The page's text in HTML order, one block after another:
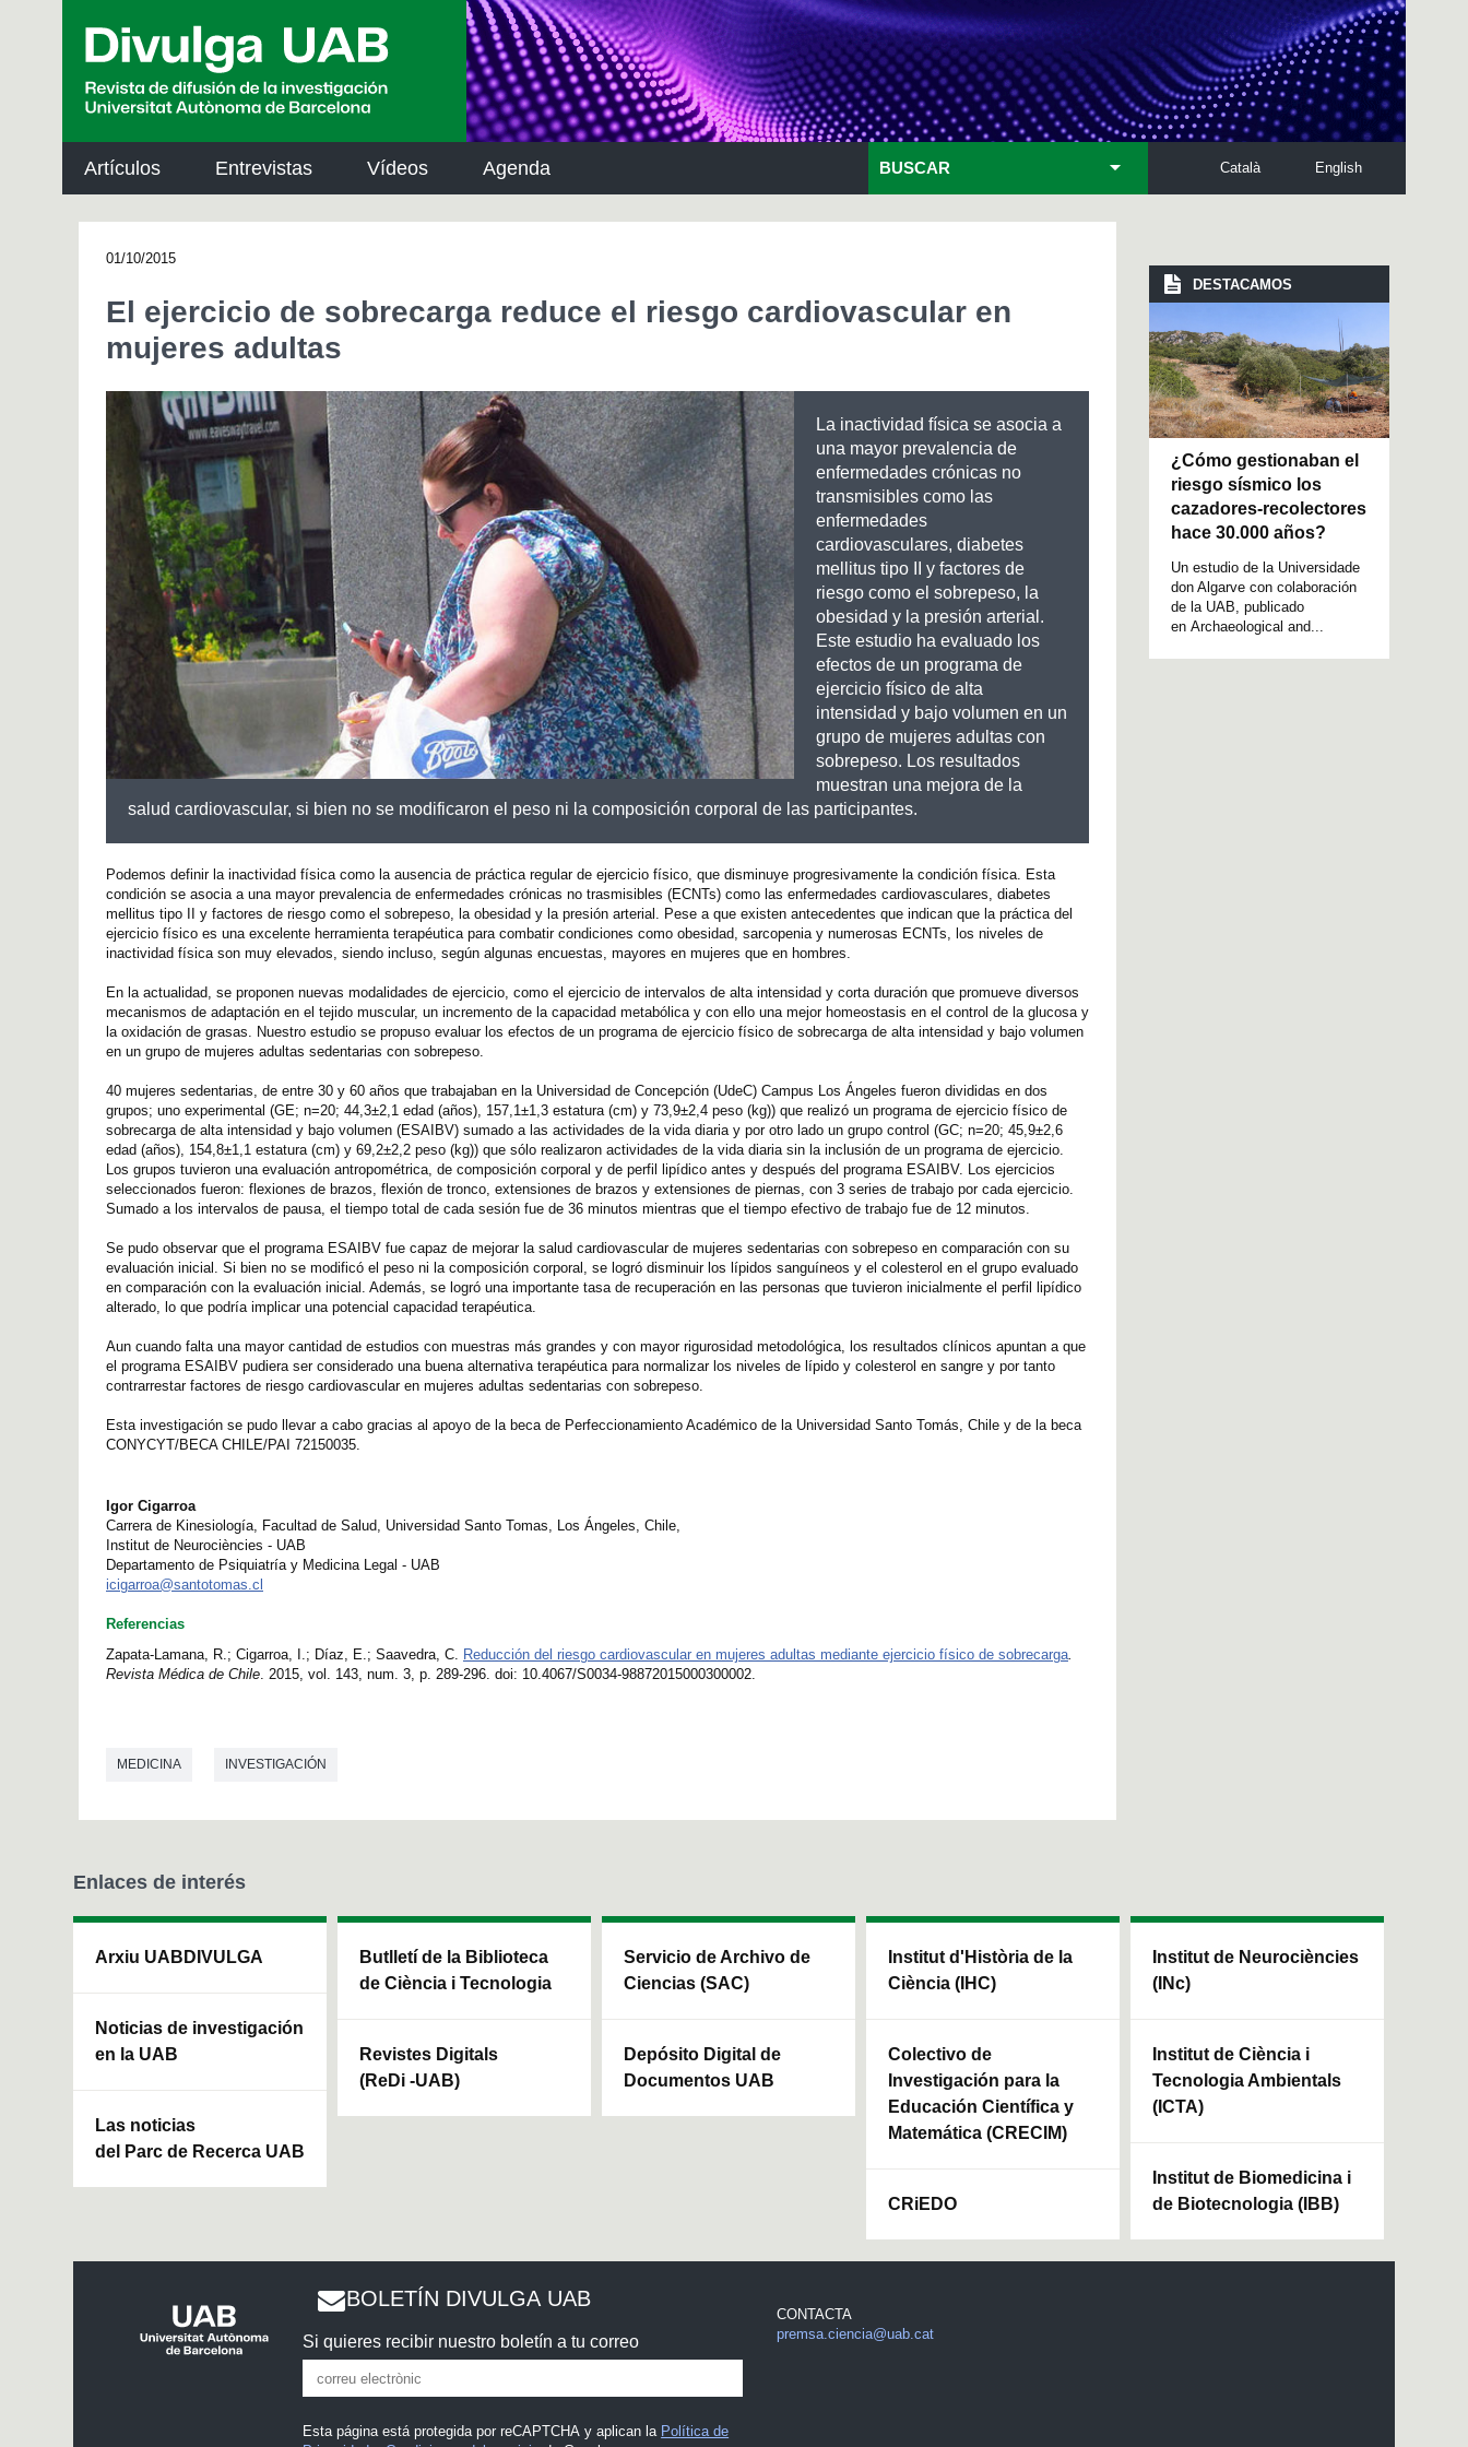
Artículos Entrevistas Vídeos Agenda English
Català
BUSCAR
01/10/2015
El ejercicio de sobrecarga reduce el riesgo cardiovascular en
mujeres adultas
La inactividad física se asocia a
una mayor prevalencia de
enfermedades crónicas no
transmisibles como las
enfermedades
cardiovasculares, diabetes
mellitus tipo II y factores de
riesgo como el sobrepeso, la
obesidad y la presión arterial.
Este estudio ha evaluado los
efectos de un programa de
ejercicio físico de alta
intensidad y bajo volumen en un
grupo de mujeres adultas con
sobrepeso. Los resultados
muestran una mejora de la
salud cardiovascular, si bien no se modificaron el peso ni la composición corporal de las participantes.
Podemos definir la inactividad física como la ausencia de práctica regular de ejercicio físico, que disminuye progresivamente la condición física. Esta
condición se asocia a una mayor prevalencia de enfermedades crónicas no trasmisibles (ECNTs) como las enfermedades cardiovasculares, diabetes
mellitus tipo II y factores de riesgo como el sobrepeso, la obesidad y la presión arterial. Pese a que existen antecedentes que indican que la práctica del
ejercicio físico es una excelente herramienta terapéutica para combatir condiciones como obesidad, sarcopenia y numerosas ECNTs, los niveles de
inactividad física son muy elevados, siendo incluso, según algunas encuestas, mayores en mujeres que en hombres.
En la actualidad, se proponen nuevas modalidades de ejercicio, como el ejercicio de intervalos de alta intensidad y corta duración que promueve diversos
mecanismos de adaptación en el tejido muscular, un incremento de la capacidad metabólica y con ello una mejor homeostasis en el control de la glucosa y
la oxidación de grasas. Nuestro estudio se propuso evaluar los efectos de un programa de ejercicio físico de sobrecarga de alta intensidad y bajo volumen
en un grupo de mujeres adultas sedentarias con sobrepeso.
40 mujeres sedentarias, de entre 30 y 60 años que trabajaban en la Universidad de Concepción (UdeC) Campus Los Ángeles fueron divididas en dos
grupos; uno experimental (GE; n=20; 44,3±2,1 edad (años), 157,1±1,3 estatura (cm) y 73,9±2,4 peso (kg)) que realizó un programa de ejercicio físico de
sobrecarga de alta intensidad y bajo volumen (ESAIBV) sumado a las actividades de la vida diaria y por otro lado un grupo control (GC; n=20; 45,9±2,6
edad (años), 154,8±1,1 estatura (cm) y 69,2±2,2 peso (kg)) que sólo realizaron actividades de la vida diaria sin la inclusión de un programa de ejercicio.
Los grupos tuvieron una evaluación antropométrica, de composición corporal y de perfil lipídico antes y después del programa ESAIBV. Los ejercicios
seleccionados fueron: flexiones de brazos, flexión de tronco, extensiones de brazos y extensiones de piernas, con 3 series de trabajo por cada ejercicio.
Sumado a los intervalos de pausa, el tiempo total de cada sesión fue de 36 minutos mientras que el tiempo efectivo de trabajo fue de 12 minutos.
Se pudo observar que el programa ESAIBV fue capaz de mejorar la salud cardiovascular de mujeres sedentarias con sobrepeso en comparación con su
evaluación inicial. Si bien no se modificó el peso ni la composición corporal, se logró disminuir los lípidos sanguíneos y el colesterol en el grupo evaluado
en comparación con la evaluación inicial. Además, se logró una importante tasa de recuperación en las personas que tuvieron inicialmente el perfil lipídico
alterado, lo que podría implicar una potencial capacidad terapéutica.
Aun cuando falta una mayor cantidad de estudios con muestras más grandes y con mayor rigurosidad metodológica, los resultados clínicos apuntan a que
el programa ESAIBV pudiera ser considerado una buena alternativa terapéutica para normalizar los niveles de lípido y colesterol en sangre y por tanto
contrarrestar factores de riesgo cardiovascular en mujeres adultas sedentarias con sobrepeso.
Esta investigación se pudo llevar a cabo gracias al apoyo de la beca de Perfeccionamiento Académico de la Universidad Santo Tomás, Chile y de la beca
CONYCYT/BECA CHILE/PAI 72150035.
Igor Cigarroa
Carrera de Kinesiología, Facultad de Salud, Universidad Santo Tomas, Los Ángeles, Chile,
Institut de Neurociències - UAB
Departamento de Psiquiatría y Medicina Legal - UAB
icigarroa@santotomas.cl
Referencias
Zapata-Lamana, R.; Cigarroa, I.; Díaz, E.; Saavedra, C. Reducción del riesgo cardiovascular en mujeres adultas mediante ejercicio físico de sobrecarga.
Revista Médica de Chile. 2015, vol. 143, num. 3, p. 289-296. doi: 10.4067/S0034-98872015000300002.
MEDICINA INVESTIGACIÓN
DESTACAMOS
¿Cómo gestionaban el
riesgo sísmico los
cazadores-recolectores
hace 30.000 años?
Un estudio de la Universidade
don Algarve con colaboración
de la UAB, publicado
en Archaeological and...
Enlaces de interés
Arxiu UABDIVULGA
Noticias de investigación
en la UAB
Las noticias
del Parc de Recerca UAB
Butlletí de la Biblioteca
de Ciència i Tecnologia
Revistes Digitals
(ReDi -UAB)
Servicio de Archivo de
Ciencias (SAC)
Depósito Digital de
Documentos UAB
Institut d'Història de la
Ciència (IHC)
Colectivo de
Investigación para la
Educación Científica y
Matemática (CRECIM)
CRiEDO
Institut de Neurociències
(INc)
Institut de Ciència i
Tecnologia Ambientals
(ICTA)
Institut de Biomedicina i
de Biotecnologia (IBB)
BOLETÍN DIVULGA UAB
Si quieres recibir nuestro boletín a tu correo
Esta página está protegida por reCAPTCHA y aplican la Política de
CONTACTA
premsa.ciencia@uab.cat